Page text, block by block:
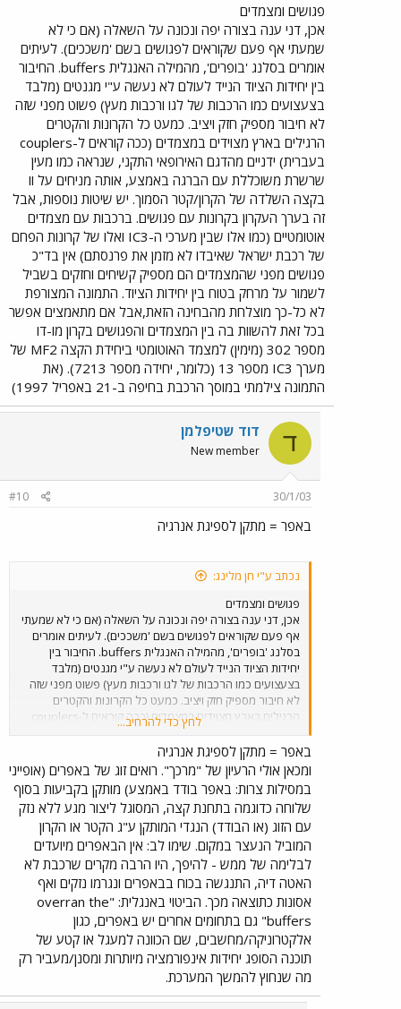
פגושים ומצמדים
אכן, דני ענה בצורה יפה ונכונה על השאלה (אם כי לא
שמעתי אף פעם שקוראים לפגושים בשם 'משככים). לעיתים
אומרים בסלנג 'בופרים', מהמילה האנגלית buffers. החיבור
בין יחידות הציוד הנייד לעולם לא נעשה ע"י מגנטים (מלבד
בצעצועים כמו הרכבות של לגו ורכבות מעץ) פשוט מפני שזה
לא חיבור מספיק חזק ויציב. כמעט כל הקרונות והקטרים
הרגילים בארץ מצוידים במצמדים (ככה קוראים ל-couplers
בעברית) ידניים מהדגם האירופאי התקני, שנראה כמו מעין
שרשרת משוכללת עם הברגה באמצע, אותה מניחים על וו
בקצה השלדה של הקרון/קטר הסמוך. יש שיטות נוספות, אבל
זה בערך העקרון בקרונות עם פגושים. ברכבות עם מצמדים
אוטומטיים (כמו אלו שבין מערכי ה-IC3 ואלו של קרונות הפחם
של רכבת ישראל שאיבדו לא מזמן את פרנסתם) אין בד"כ
פגושים מפני שהמצמדים הם מספיק קשיחים וחזקים בשביל
לשמור על מרחק בטוח בין יחידות הציוד. התמונה המצורפת
לא כל-כך מוצלחת מהבחינה הזאת,אבל אם מתאמצים אפשר
בכל זאת להשוות בה בין המצמדים והפגושים בקרון מו-דו
מספר 302 (מימין) למצמד האוטומטי ביחידת הקצה MF2 של
מערך IC3 מספר 13 (כלומר, יחידה מספר 7213). (את
התמונה צילמתי במוסך הרכבת בחיפה ב-21 באפריל 1997)
ד דוד שטיפלמן
New member
30/1/03
#10
באפר = מתקן לספיגת אנרגיה
נכתב ע"י חן מלינג:
פגושים ומצמדים
אכן, דני ענה בצורה יפה ונכונה על השאלה (אם כי לא שמעתי
אף פעם שקוראים לפגושים בשם 'משככים). לעיתים אומרים
בסלנג 'בופרים', מהמילה האנגלית buffers. החיבור בין
יחידות הציוד הנייד לעולם לא נעשה ע"י מגנטים (מלבד
בצעצועים כמו הרכבות של לגו ורכבות מעץ) פשוט מפני שזה
לא חיבור מספיק חזק ויציב. כמעט כל הקרונות והקטרים
הרגילים בארץ מצוידים במצמדים (ככה קוראים ל-couplers
בעברית) ידניים מהדגם האירופאי התקני, שנראה כמו מעין
שרשרת משוכללת עם הברגה באמצע, אותה מניחים על וו
בקצה השלדה של הקרון/קטר הסמוך. יש שיטות נוספות, אבל
זה בערך העקרון בקרונות עם פגושים. ברכבות עם מצמדים
אוטומטיים (כמו אלו שבין מערכי ה-IC3 ואלו של קרונות הפחם
של רכבת ישראל שאיבדו לא מזמן את פרנסתם) אין בד"כ
פגושים מפני שהמצמדים הם מספיק קשיחים וחזקים בשביל
לשמור על מרחק בטוח בין יחידות הציוד. התמונה המצורפת לא
כל-כך מוצלחת מהבחינה הזאת,אבל אם מתאמצים אפשר בכל
זאת להשוות בה בין המצמדים והפגושים בקרון מו-דו מספר 302
(מימין) למצמד האוטומטי ביחידת הקצה MF2 של מערך IC3
מספר 13 (כלומר, יחידה מספר 7213). (את התמונה צילמתי
במוסך הרכבת בחיפה ב-21 באפריל 1997)
לחץ כדי להרחיב...
באפר = מתקן לספיגת אנרגיה
ומכאן אולי הרעיון של "מרכך". רואים זוג של באפרים (אופייני
במסילות צרות: באפר בודד באמצע) מותקן בקביעות בסוף
שלוחה כדוגמה בתחנת קצה, המסוגל ליצור מגע ללא נזק
עם הזוג (או הבודד) הנגדי המותקן ע"ג הקטר או הקרון
המוביל הנעצר במקום. שימו לב: אין הבאפרים מיועדים
לבלימה של ממש - להיפך, היו הרבה מקרים שרכבת לא
האטה דיה, התנגשה בכוח בבאפרים ונגרמו נזקים ואף
אסונות כתוצאה מכך. הביטוי באנגלית: "overran the
buffers" גם בתחומים אחרים יש באפרים, כגון
אלקטרוניקה/מחשבים, שם הכוונה למעגל או קטע של
תוכנה הסופג יחידות אינפורמציה מיותרות ומסנן/מעביר רק
מה שנחוץ להמשך המערכת.